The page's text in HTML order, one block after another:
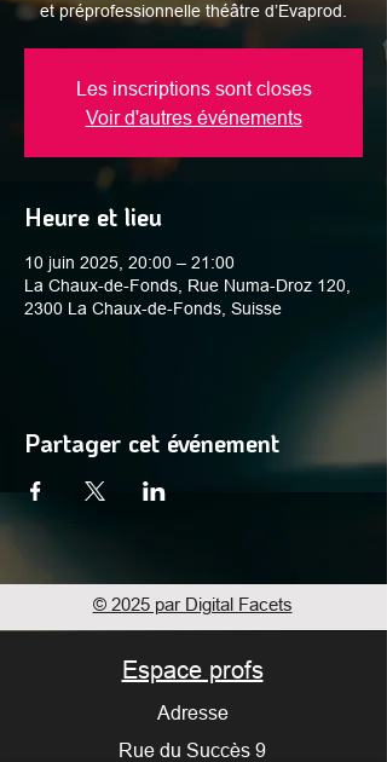
et préprofessionnelle théâtre d’Evaprod.
Les inscriptions sont closes
Voir d'autres événements
Heure et lieu
10 juin 2025, 20:00 – 21:00
La Chaux-de-Fonds, Rue Numa-Droz 120,
2300 La Chaux-de-Fonds, Suisse
Partager cet événement
© 2025 par Digital Facets
Espace profs
Adresse
Rue du Succès 9